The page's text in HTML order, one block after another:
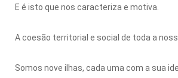
E é isto que nos caracteriza e motiva.
A coesão territorial e social de toda a
Somos nove ilhas, cada uma com a sua